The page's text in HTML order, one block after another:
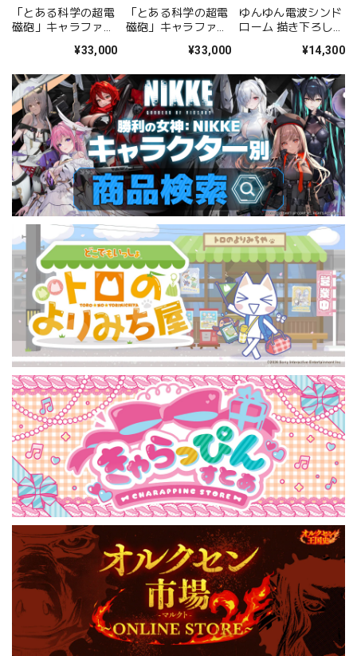
「とある科学の超電
磁砲」キャラファイ
¥33,000
「とある科学の超電
磁砲」キャラファイ
¥33,000
ゆんゆん電波シンド
ローム 描き下ろしキ
（Qちゃん&ゆんゆ
¥14,300